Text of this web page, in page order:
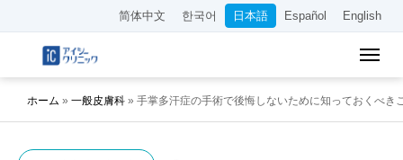
简体中文 한국어 日本語 Español English
ホーム » 一般皮膚科 » 手掌多汗症の手術で後悔しないために知っておくべき